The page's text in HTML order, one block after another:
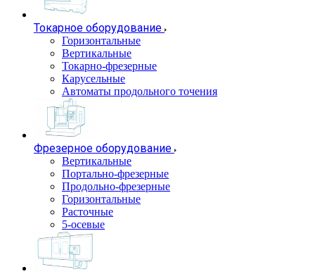
Токарное оборудование
Горизонтальные
Вертикальные
Токарно-фрезерные
Карусельные
Автоматы продольного точения
Фрезерное оборудование
Вертикальные
Портально-фрезерные
Продольно-фрезерные
Горизонтальные
Расточные
5-осевые